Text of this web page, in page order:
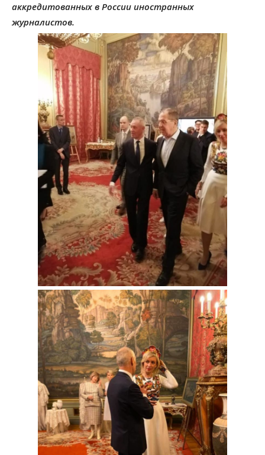
аккредитованных в России иностранных
журналистов.